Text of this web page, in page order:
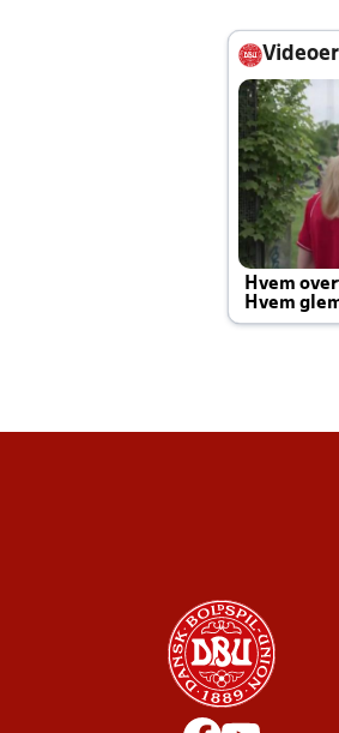
Hvem
Hvem
Joachim